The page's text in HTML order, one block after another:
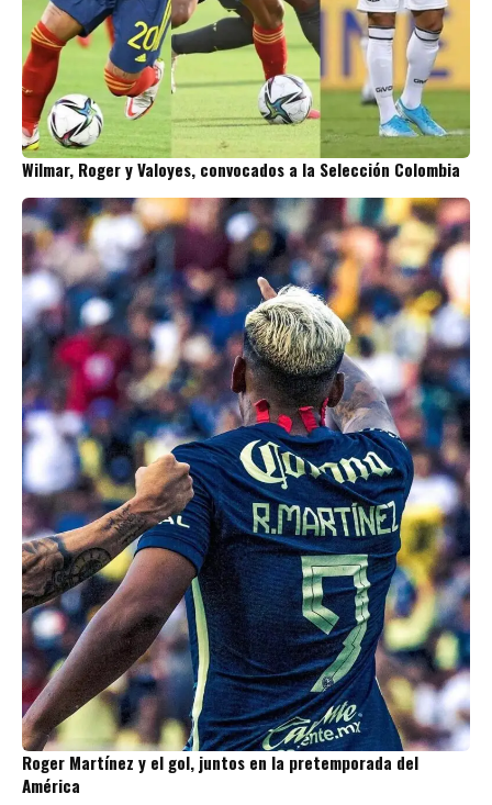
Wilmar, Roger y Valoyes, convocados a la Selección Colombia
Roger Martínez y el gol, juntos en la pretemporada del
América